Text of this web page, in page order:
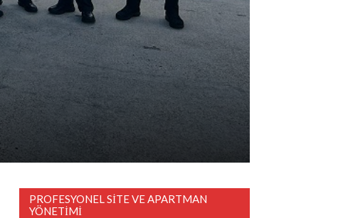
PROFESYONEL SITE VE APARTMAN
YÖNETIMI